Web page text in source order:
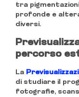
tra
profonde e
diversi.
percorso
La
di studiare il
fotografie,